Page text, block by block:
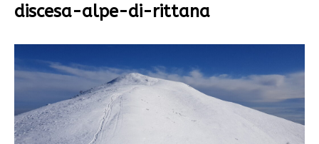
discesa-alpe-di-rittana